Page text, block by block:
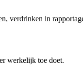
verdrinken in
werkelijk toe doet.